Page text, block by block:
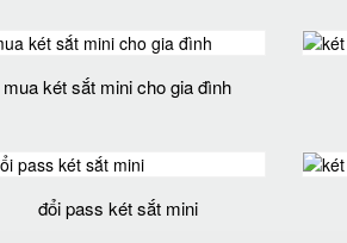
mua két sắt mini cho gia đình
đổi pass két sắt mini